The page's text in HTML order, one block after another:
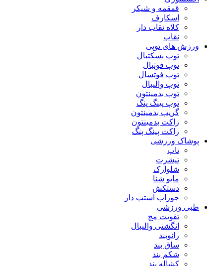
قمقمه و شیکر
اسکارف
کلاه نقاب دار
نقاب
ورزش های توپی
توپ بسکتبال
توپ فوتبال
توپ فوتسال
توپ والیبال
توپ بدمینتون
توپ پینگ پنگ
گریپ بدمینتون
راکت بدمینتون
راکت پینگ پنگ
پوشاک ورزشی
تاپ
تیشرت
شلوارک
مایو شنا
دستکش
جوراب استپ دار
طبی ورزشی
تقویت مچ
انگشتی واليبال
زانوبند
ساق بند
شکم بند
کشاله بند